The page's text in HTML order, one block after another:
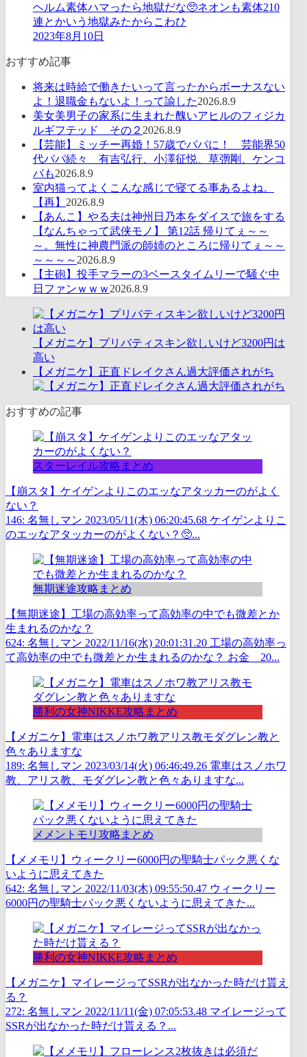
ヘルム素体ハマったら地獄だな🥺ネオンも素体210
連とかいう地獄みたからこわひ
2023年8月10日
おすすめ記事
将来は時給で働きたいって言ったからボーナスない
よ！退職金もないよ！って諭した2026.8.9
美女美男子の家系に生まれた醜いアヒルのフィジカ
ルギフテッド その２ 2026.8.9
【芸能】ミッチー再婚！57歳でパパに！ 芸能界50
代パパ続々 有吉弘行、小澤征悦、草彅剛、ケンコ
バも2026.8.9
室内猫ってよくこんな感じで寝てる事あるよね。
【再】 2026.8.9
【あんこ】やる夫は神州日乃本をダイスで旅をする
【なんちゃって武侠モノ】 第12話 帰りてぇ～～
～。無性に神農門派の師姉のところに帰りてぇ～～
～～～～ 2026.8.9
【主砲】投手マラーの3ベースタイムリーで騒ぐ中
日ファンｗｗｗ 2026.8.9
【メガニケ】プリバティスキン欲しいけど3200円は
高い
【メガニケ】正直ドレイクさん過大評価されがち
おすすめの記事
スターレイル攻略まとめ
【崩スタ】ケイゲンよりこのエッなアタッカーのがよく
ない？
146: 名無しマン 2023/05/11(木) 06:20:45.68 ケイゲンよりこ
のエッなアタッカーのがよくない？🥺...
無期迷途攻略まとめ
【無期迷途】工場の高効率って高効率の中でも微差とか
生まれるのかな？
624: 名無しマン 2022/11/16(水) 20:01:31.20 工場の高効率っ
て高効率の中でも微差とか生まれるのかな？ お金 20...
勝利の女神NIKKE攻略まとめ
【メガニケ】電車はスノホワ教アリス教モダグレン教と
色々ありますな
189: 名無しマン 2023/03/14(火) 06:46:49.26 電車はスノホワ
教、アリス教、モダグレン教と色々ありますな...
メメントモリ攻略まとめ
【メメモリ】ウィークリー6000円の聖騎士パック悪くな
いように思えてきた
642: 名無しマン 2022/11/03(木) 09:55:50.47 ウィークリー
6000円の聖騎士パック悪くないように思えてきた...
勝利の女神NIKKE攻略まとめ
【メガニケ】マイレージってSSRが出なかった時だけ貰え
る？
272: 名無しマン 2022/11/11(金) 07:05:53.48 マイレージって
SSRが出なかった時だけ貰える？...